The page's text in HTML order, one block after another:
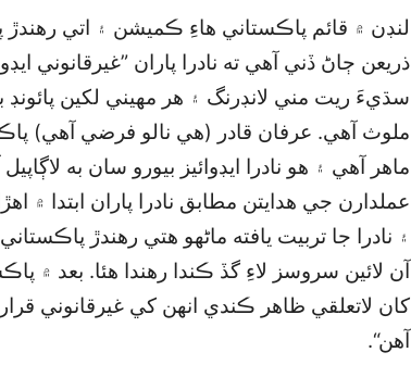
لنڊن ۾ قائم پاڪستاني هاءِ ڪميشن ۽ اتي رهندڙ
ذريعن ڄاڻ ڏني آهي ته نادرا پاران ”غيرقانوني
سڌيءَ ريت مني لانڊرنگ ۽ هر مهيني لکين پائونڊ
ملوث آهي. عرفان قادر (هي نالو فرضي آهي)
ماهر آهي ۽ هو نادرا ايڊوائيز بيورو سان به
عملدارن جي هدايتن مطابق نادرا پاران ابتدا ۾
۽ نادرا جا تربيت يافته ماڻهو هتي رهندڙ
آن لائين سروسز لاءِ گڏ ڪندا رهندا هئا. بعد ۾
کان لاتعلقي ظاهر ڪندي انهن کي غيرقانوني
آهن“.